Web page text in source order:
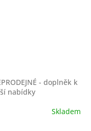
- doplněk k
nabídky
Skladem